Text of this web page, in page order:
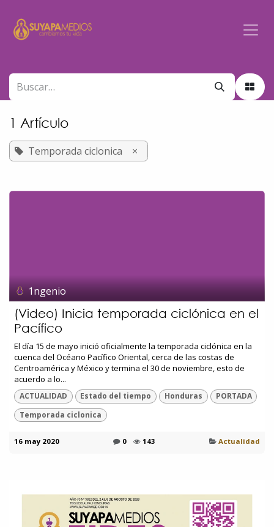
1 Artículo
Temporada ciclonica ×
1ngenio
(Video) Inicia temporada ciclónica en el
Pacífico
El día 15 de mayo inició oficialmente la temporada ciclónica en la
cuenca del Océano Pacífico Oriental, cerca de las costas de
Centroamérica y México y termina el 30 de noviembre, esto de
acuerdo a lo...
ACTUALIDAD Estado del tiempo Honduras
PORTADA
Temporada ciclonica
16 may 2020 0 143 Actualidad